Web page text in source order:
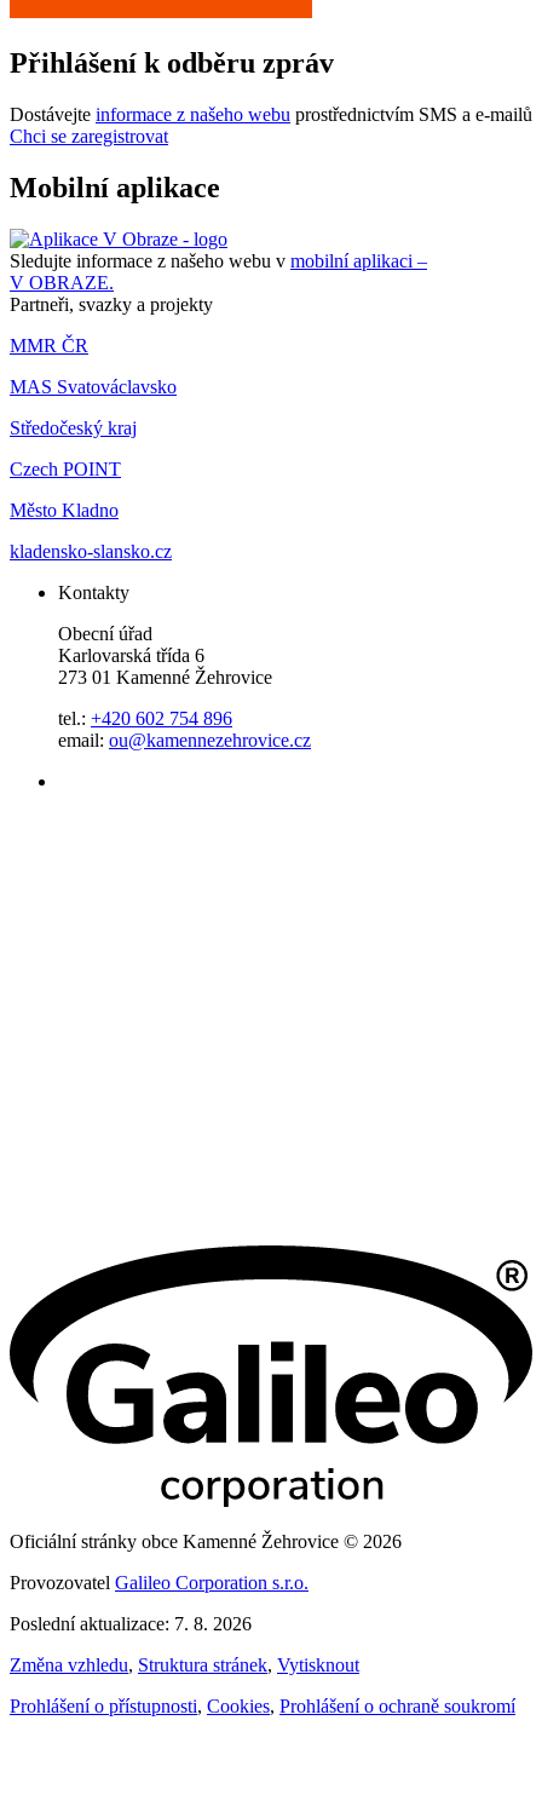
Přihlášení k odběru zpráv
Dostávejte informace z našeho webu prostřednictvím SMS a e-mailů
Chci se zaregistrovat
Mobilní aplikace
Sledujte informace z našeho webu v mobilní aplikaci –
V OBRAZE.
Partneři, svazky a projekty
MMR ČR
MAS Svatováclavsko
Středočeský kraj
Czech POINT
Město Kladno
kladensko-slansko.cz
Kontakty
Obecní úřad
Karlovarská třída 6
273 01 Kamenné Žehrovice
tel.: +420 602 754 896
email: ou@kamennezehrovice.cz
Oficiální stránky obce Kamenné Žehrovice © 2026
Provozovatel Galileo Corporation s.r.o.
Poslední aktualizace: 7. 8. 2026
Změna vzhledu, Struktura stránek, Vytisknout
Prohlášení o přístupnosti, Cookies, Prohlášení o ochraně soukromí